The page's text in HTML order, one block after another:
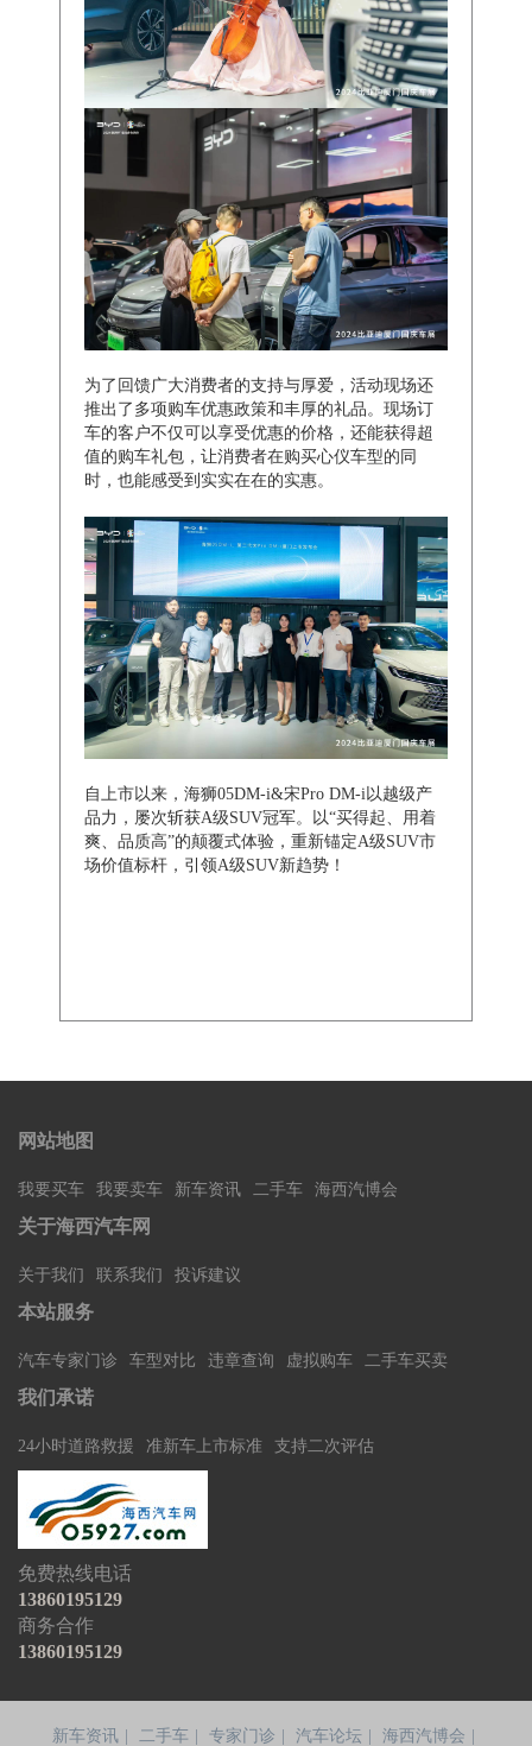
为了回馈广大消费者的支持与厚爱，活动现场还
推出了多项购车优惠政策和丰厚的礼品。现场订
车的客户不仅可以享受优惠的价格，还能获得超
值的购车礼包，让消费者在购买心仪车型的同
时，也能感受到实实在在的实惠。
自上市以来，海狮05DM-i&宋Pro DM-i以越级产
品力，屡次斩获A级SUV冠军。以“买得起、用着
爽、品质高”的颠覆式体验，重新锚定A级SUV市
场价值标杆，引领A级SUV新趋势！
网站地图
我要买车 我要卖车 新车资讯 二手车 海西汽博会
关于海西汽车网
关于我们 联系我们 投诉建议
本站服务
汽车专家门诊 车型对比 违章查询 虚拟购车 二手车买卖
我们承诺
24小时道路救援 准新车上市标准 支持二次评估
免费热线电话
13860195129
商务合作
13860195129
新车资讯 二手车 专家门诊 汽车论坛 海西汽博会